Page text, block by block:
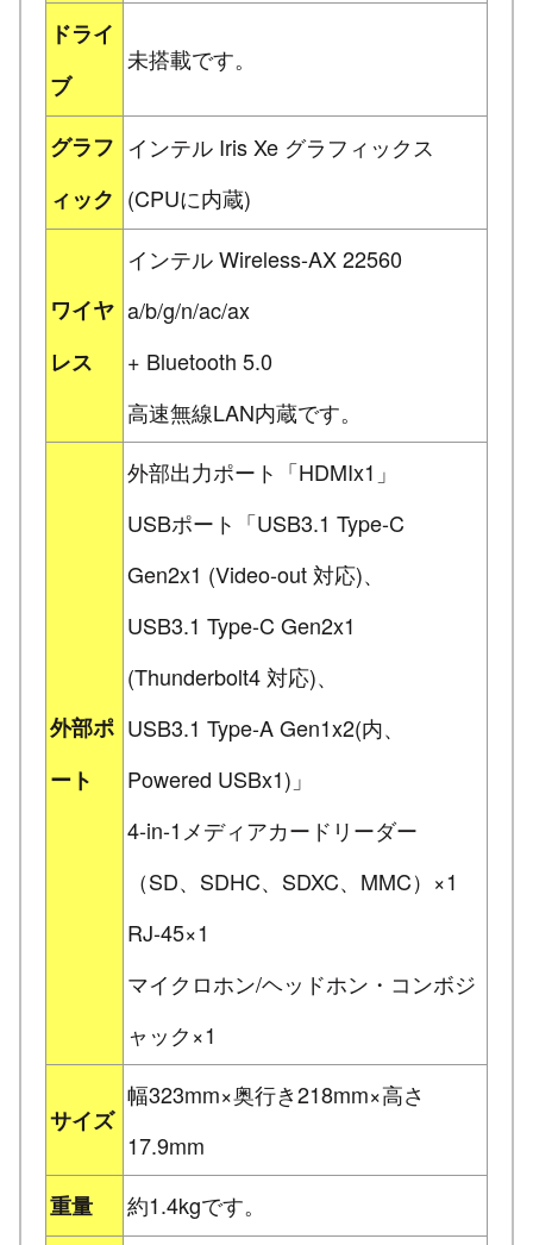
ドライ
ブ
未搭載です。
グラフ
ィック
インテル Iris Xe グラフィックス
(CPUに内蔵)
ワイヤ
レス
インテル Wireless-AX 22560
a/b/g/n/ac/ax
+ Bluetooth 5.0
高速無線LAN内蔵です。
外部ポ
ート
外部出力ポート「HDMIx1」
USBポート「USB3.1 Type-C
Gen2x1 (Video-out 対応)、
USB3.1 Type-C Gen2x1
(Thunderbolt4 対応)、
USB3.1 Type-A Gen1x2(内、
Powered USBx1)」
4-in-1メディアカードリーダー
（SD、SDHC、SDXC、MMC）×1
RJ-45×1
マイクロホン/ヘッドホン・コンボジ
ャック×1
サイズ
幅323mm×奥行き218mm×高さ
17.9mm
重量
約1.4kgです。